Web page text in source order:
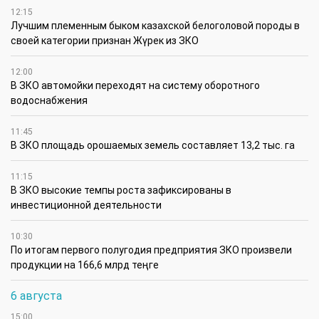
12:15
Лучшим племенным быком казахской белоголовой породы в
своей категории признан Жүрек из ЗКО
12:00
В ЗКО автомойки переходят на систему оборотного
водоснабжения
11:45
В ЗКО площадь орошаемых земель составляет 13,2 тыс. га
11:15
В ЗКО высокие темпы роста зафиксированы в
инвестиционной деятельности
10:30
По итогам первого полугодия предприятия ЗКО произвели
продукции на 166,6 млрд теңге
6 августа
15:00